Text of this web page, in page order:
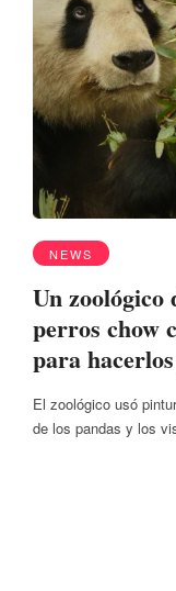
NEWS
Un zoológico
perros chow
para
El zoológico usó
de los pandas y los